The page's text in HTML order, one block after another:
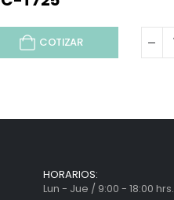
COTIZAR
HORARIOS:
Lun - Jue / 9:00 - 18:00 hrs.